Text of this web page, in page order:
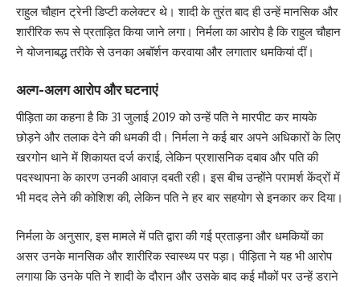
राहुल चौहान ट्रेनी डिप्टी कलेक्टर थे। शादी के तुरंत बाद ही उन्हें मानसिक और
शारीरिक रूप से प्रताड़ित किया जाने लगा। निर्मला का आरोप है कि राहुल चौहान
ने योजनाबद्ध तरीके से उनका अबॉर्शन करवाया और लगातार धमकियां दीं।
अल्ग-अलग आरोप और घटनाएं
पीड़िता का कहना है कि 31 जुलाई 2019 को उन्हें पति ने मारपीट कर मायके
छोड़ने और तलाक देने की धमकी दी। निर्मला ने कई बार अपने अधिकारों के लिए
खरगोन थाने में शिकायत दर्ज कराई, लेकिन प्रशासनिक दबाव और पति की
पदस्थापना के कारण उनकी आवाज़ दबती रही। इस बीच उन्होंने परामर्श केंद्रों में
भी मदद लेने की कोशिश की, लेकिन पति ने हर बार सहयोग से इनकार कर दिया।
निर्मला के अनुसार, इस मामले में पति द्वारा की गई प्रताड़ना और धमकियों का
असर उनके मानसिक और शारीरिक स्वास्थ्य पर पड़ा। पीड़िता ने यह भी आरोप
लगाया कि उनके पति ने शादी के दौरान और उसके बाद कई मौकों पर उन्हें डराने